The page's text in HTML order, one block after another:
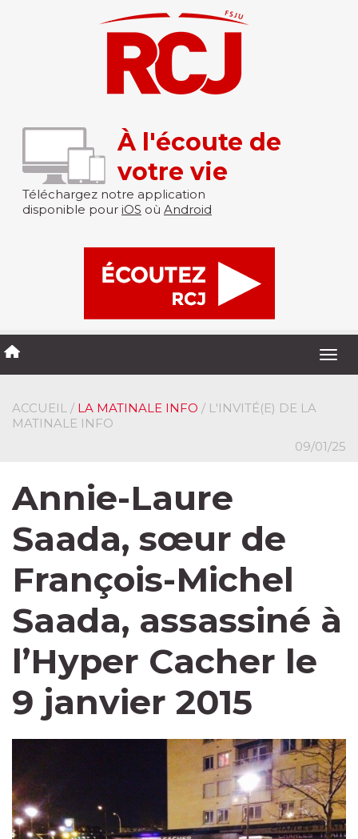
À l'écoute de
votre vie
Téléchargez notre application
disponible pour iOS où Android
ACCUEIL / LA MATINALE INFO / L'INVITÉ(E) DE LA
MATINALE INFO
09/01/25
Annie-Laure
Saada, sœur de
François-Michel
Saada, assassiné à
l’Hyper Cacher le
9 janvier 2015